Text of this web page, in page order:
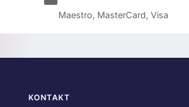
Maestro, MasterCard, Visa
KONTAKT